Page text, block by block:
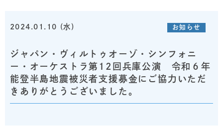
2024.01.10 (水) お知らせ
ジャパン・ヴィルトゥオーゾ・シンフォニ
ー・オーケストラ第12回兵庫公演 令和６年
能登半島地震被災者支援募金にご協力いただ
きありがとうございました。